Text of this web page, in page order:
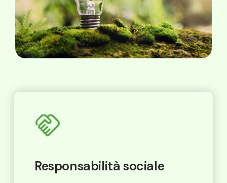
Responsabilità sociale